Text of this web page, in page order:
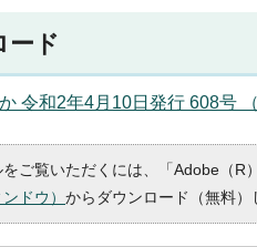
ード
令和2年4月10日発行 608号
ご覧いただくには、「Adobe（
ドウ） からダウンロード（無料）